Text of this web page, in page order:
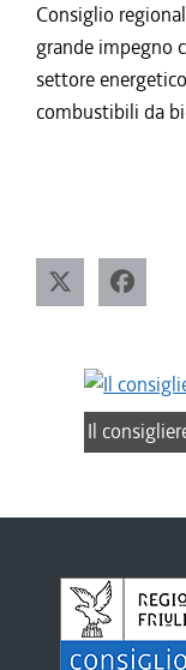
Consiglio
grande impegno
settore
combustibili da
Il